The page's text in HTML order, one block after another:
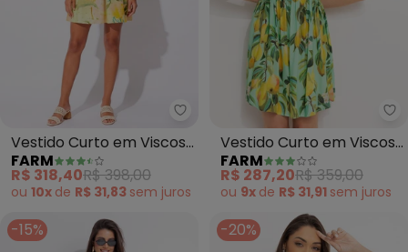
Farm - Vestido Curto em
Vestido Curto em Viscose
(Verde)
FARM
R$ 318,40R$ 398,00
ou 10x de R$ 31,83 sem juros
Vestido Curto em Viscose
(Verde)
FARM
R$ 287,20R$ 359,00
ou 9x de R$ 31,91 sem juros
-15% -20%